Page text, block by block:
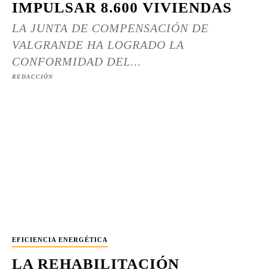
IMPULSAR 8.600 VIVIENDAS
LA JUNTA DE COMPENSACIÓN DE
VALGRANDE HA LOGRADO LA
CONFORMIDAD DEL...
REDACCIÓN
EFICIENCIA ENERGÉTICA
LA REHABILITACIÓN